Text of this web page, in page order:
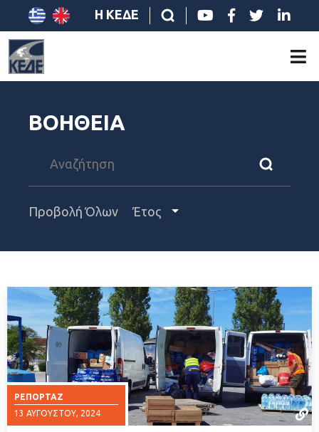
Η ΚΕΔΕ
ΒΟΗΘΕΙΑ
Προβολή Όλων Έτος
ΡΕΠΟΡΤΆΖ
13 ΑΥΓΟΎΣΤΟΥ, 2024